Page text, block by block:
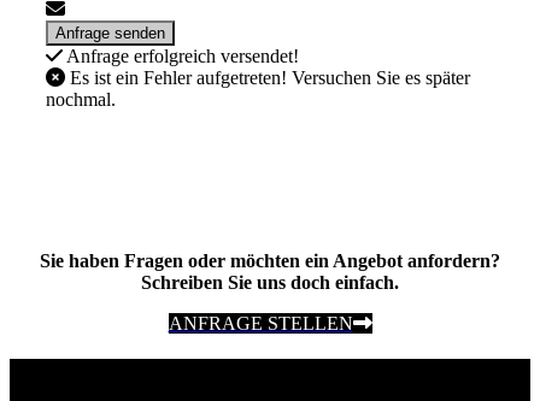
Anfrage erfolgreich versendet!
Es ist ein Fehler aufgetreten! Versuchen Sie es später
nochmal.
Sie haben Fragen oder möchten ein Angebot anfordern?
Schreiben Sie uns doch einfach.
ANFRAGE STELLEN